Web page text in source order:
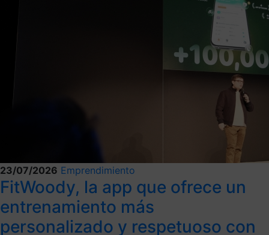
23/07/2026 Emprendimiento
FitWoody, la app que ofrece un
entrenamiento más
personalizado y respetuoso con